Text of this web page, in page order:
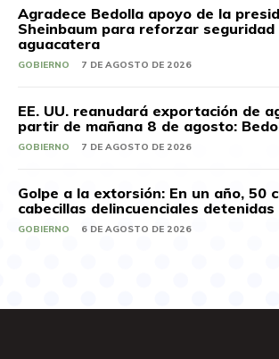
Agradece Bedolla apoyo de la
Sheinbaum para reforzar seguridad
aguacatera
GOBIERNO 7 DE AGOSTO DE 2026
EE. UU. reanudará exportación de
partir de mañana 8 de agosto:
GOBIERNO 7 DE AGOSTO DE 2026
Golpe a la extorsión: En un año, 50
cabecillas delincuenciales detenidas
GOBIERNO 6 DE AGOSTO DE 2026